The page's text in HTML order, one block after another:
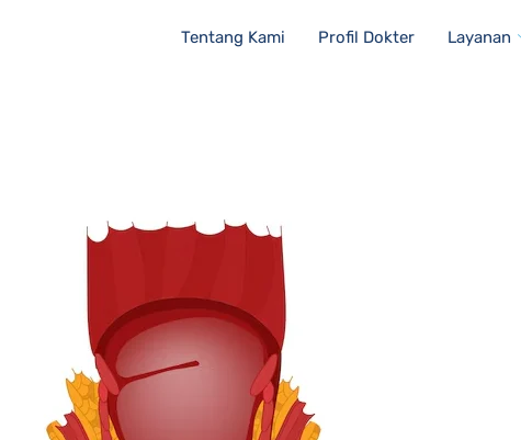
Tentang Kami Profil Dokter Layanan